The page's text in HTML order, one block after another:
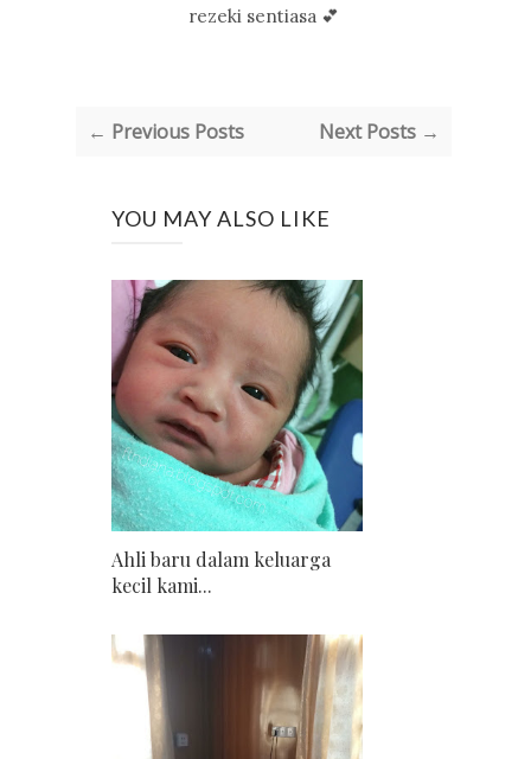
rezeki sentiasa 💕
← Previous Posts Next Posts →
YOU MAY ALSO LIKE
Ahli baru dalam keluarga
kecil kami...